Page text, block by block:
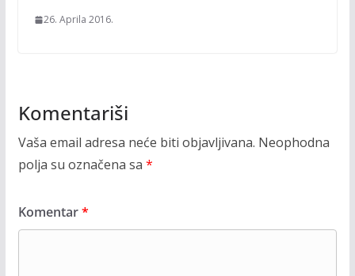
26. Aprila 2016.
Komentariši
Vaša email adresa neće biti objavljivana. Neophodna
polja su označena sa *
Komentar*